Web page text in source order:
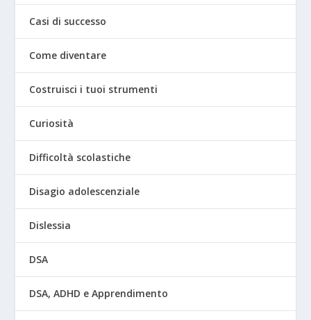
Casi di successo
Come diventare
Costruisci i tuoi strumenti
Curiosità
Difficoltà scolastiche
Disagio adolescenziale
Dislessia
DSA
DSA, ADHD e Apprendimento